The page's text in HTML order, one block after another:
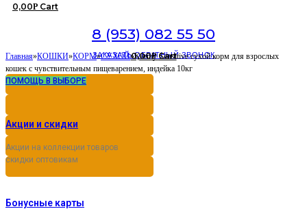
0,00Р Cart
8 (953) 082 55 50
ЗАКАЗАТЬ ОБРАТНЫЙ ЗВОНОК
0,00Р Cart
Главная»КОШКИ»КОРМ»СУХОЙ»Karmy Sensitive сухой корм для взрослых
кошек с чувствительным пищеварением, индейка 10кг
ПОМОЩЬ В ВЫБОРЕ
Акции и скидки
Акции на коллекции товаров
скидки оптовикам
Бонусные карты